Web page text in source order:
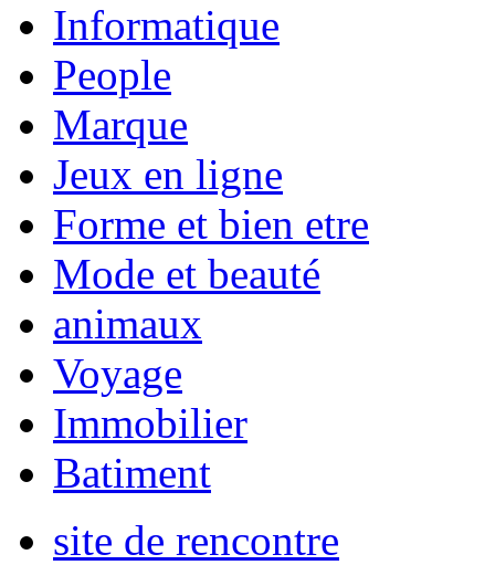
Informatique
People
Marque
Jeux en ligne
Forme et bien etre
Mode et beauté
animaux
Voyage
Immobilier
Batiment
site de rencontre